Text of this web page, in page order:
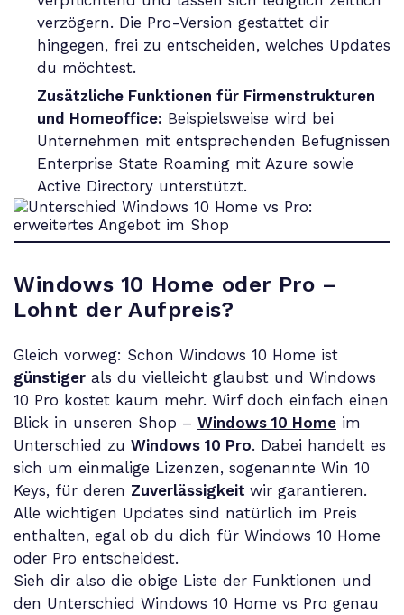
verzögern. Die Pro-Version gestattet dir
hingegen, frei zu entscheiden, welches Updates
du möchtest.
Zusätzliche Funktionen für Firmenstrukturen
und Homeoffice: Beispielsweise wird bei
Unternehmen mit entsprechenden Befugnissen
Enterprise State Roaming mit Azure sowie
Active Directory unterstützt.
Windows 10 Home oder Pro –
Lohnt der Aufpreis?
Gleich vorweg: Schon Windows 10 Home ist
günstiger als du vielleicht glaubst und Windows
10 Pro kostet kaum mehr. Wirf doch einfach einen
Blick in unseren Shop – Windows 10 Home im
Unterschied zu Windows 10 Pro. Dabei handelt es
sich um einmalige Lizenzen, sogenannte Win 10
Keys, für deren Zuverlässigkeit wir garantieren.
Alle wichtigen Updates sind natürlich im Preis
enthalten, egal ob du dich für Windows 10 Home
oder Pro entscheidest.
Sieh dir also die obige Liste der Funktionen und
den Unterschied Windows 10 Home vs Pro genau